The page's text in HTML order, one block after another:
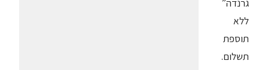
גרנדה”
ללא
תוספת
תשלום.